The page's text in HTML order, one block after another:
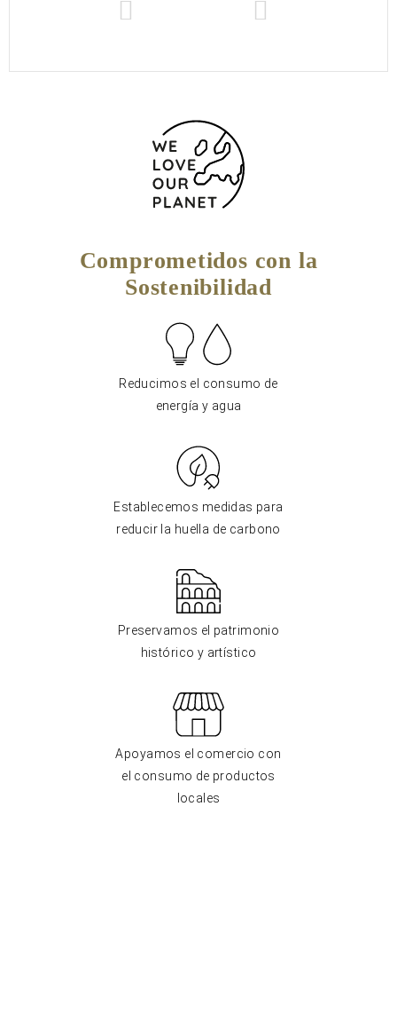
Comprometidos con la
Sostenibilidad
Reducimos el consumo de
energía y agua
Establecemos medidas para
reducir la huella de carbono
Preservamos el patrimonio
histórico y artístico
Apoyamos el comercio con
el consumo de productos
locales